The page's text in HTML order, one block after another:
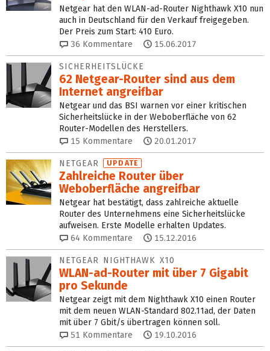
Netgear hat den WLAN-ad-Router Nighthawk X10 nun
auch in Deutschland für den Verkauf freigegeben.
Der Preis zum Start: 410 Euro.
36 Kommentare 15.06.2017
SICHERHEITSLÜCKE
62 Netgear-Router sind aus dem
Internet angreifbar
Netgear und das BSI warnen vor einer kritischen
Sicherheitslücke in der Weboberfläche von 62
Router-Modellen des Herstellers.
15 Kommentare 20.01.2017
NETGEAR UPDATE
Zahlreiche Router über
Weboberfläche angreifbar
Netgear hat bestätigt, dass zahlreiche aktuelle
Router des Unternehmens eine Sicherheitslücke
aufweisen. Erste Modelle erhalten Updates.
64 Kommentare 15.12.2016
NETGEAR NIGHTHAWK X10
WLAN-ad-Router mit über 7 Gigabit
pro Sekunde
Netgear zeigt mit dem Nighthawk X10 einen Router
mit dem neuen WLAN-Standard 802.11ad, der Daten
mit über 7 Gbit/s übertragen können soll.
51 Kommentare 19.10.2016